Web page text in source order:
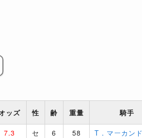
ッズ 性 齢 重量 騎手
7.3 セ 6 58 T．マーカンド